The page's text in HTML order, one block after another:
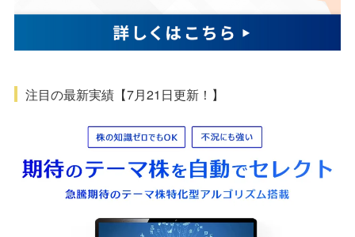
注目の最新実績【7月21日更新！】